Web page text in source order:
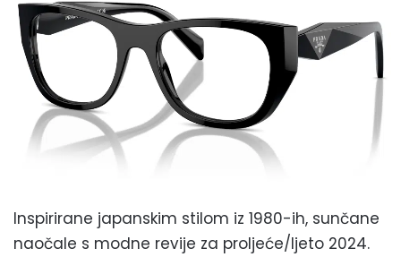
Inspirirane japanskim stilom iz 1980-ih, sunčane
naočale s modne revije za proljeće/ljeto 2024.